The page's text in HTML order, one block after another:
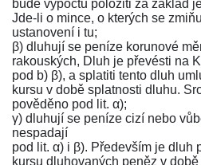
bude výpočtu položiti za základ
Jde-li o mince, o kterých se
ustanovení i tu;
β) dluhují se peníze korunové
rakouských, Dluh je převésti na
pod b) β), a splatiti tento dluh
kursu v době splatnosti dluhu.
pověděno pod lit. α);
γ) dluhují se peníze cizí nebo
nespadají
pod lit. α) i β). Především je dluh
kursu dluhovaných peněz v